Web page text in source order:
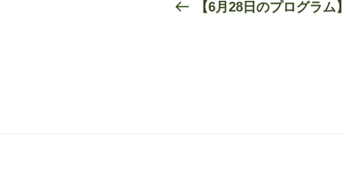
稿
ー
の
【6月28日のプログラム】